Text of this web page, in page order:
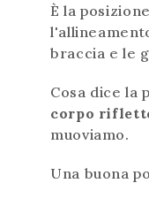
È la
braccia e le
Cosa dice la
corpo
muoviamo.
Una buona